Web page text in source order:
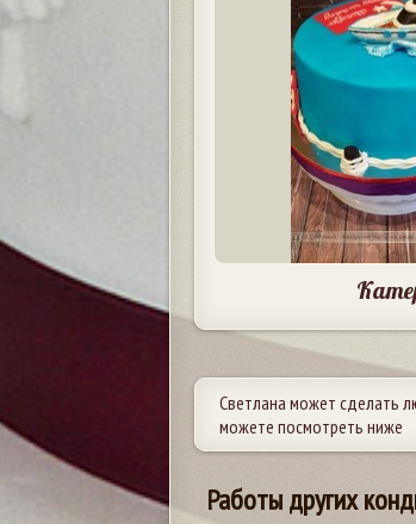
Светлана может сделать
можете посмотреть ниже
Работы других